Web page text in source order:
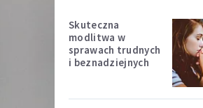
Skuteczna
modlitwa w
sprawach trudnych
i beznadziejnych